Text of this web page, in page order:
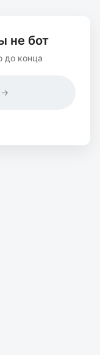
не бот
до конца
→